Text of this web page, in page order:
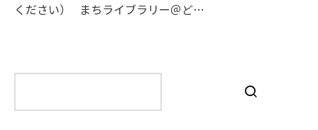
ください） まちライブラリー＠ど…